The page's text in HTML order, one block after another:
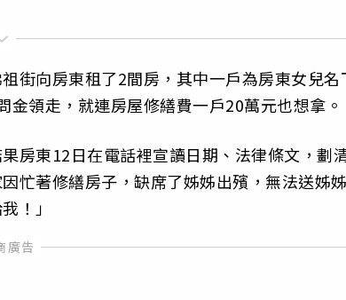
街向房東租了2間房，其中一戶為房東女兒名
領走，就連房屋修繕費一戶20萬元也想拿。
房東12日在電話裡宣讀日期、法律條文，劃
忙著修繕房子，缺席了姊姊出殯，無法送姊
！」